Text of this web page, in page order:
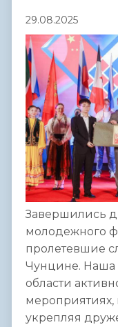
29.08.2025
Завершились
молодежного
пролетевшие
Чунцине. Наша
области
мероприятиях,
укрепляя